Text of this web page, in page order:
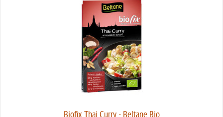
Biofix Thai Curry - Beltane Bio